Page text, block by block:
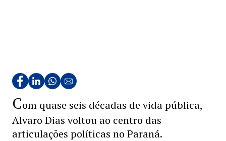
Com quase seis décadas de vida pública,
Alvaro Dias voltou ao centro das
articulações políticas no Paraná.